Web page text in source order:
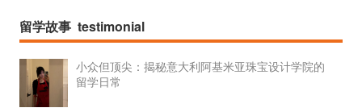
留学故事 testimonial
小众但顶尖：揭秘意大利阿基米亚珠宝设计学院的
留学日常